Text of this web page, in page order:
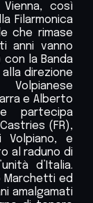
così
Filarmonica
che rimase
anni vanno
con la Banda
direzione
e Alberto
partecipa
astries (FR),
e
al raduno di
d’Italia.
Marchetti ed
amalgamati